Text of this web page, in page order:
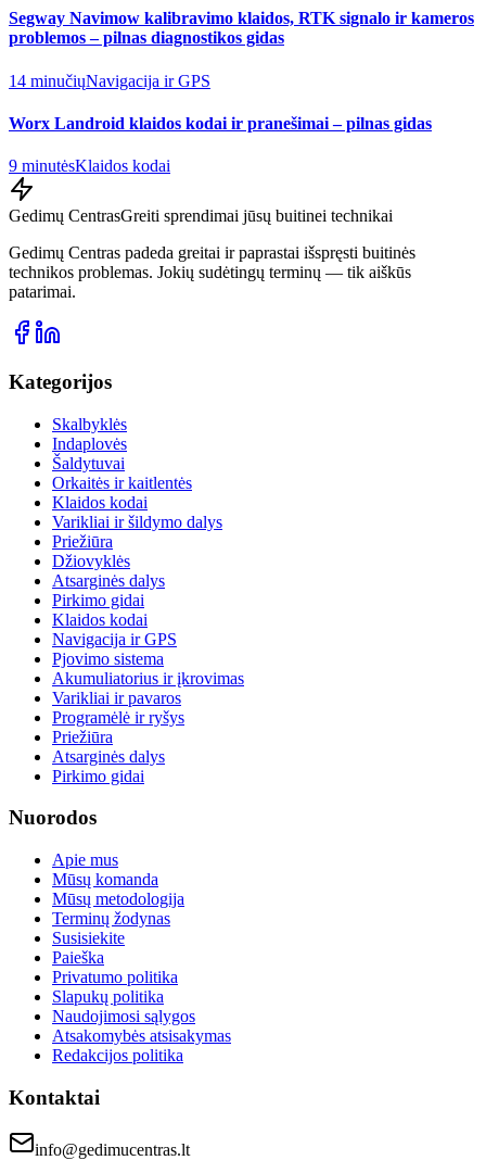
Segway Navimow kalibravimo klaidos, RTK signalo ir kameros
problemos – pilnas diagnostikos gidas
14 minučiųNavigacija ir GPS
Worx Landroid klaidos kodai ir pranešimai – pilnas gidas
9 minutėsKlaidos kodai
Gedimų CentrasGreiti sprendimai jūsų buitinei technikai
Gedimų Centras padeda greitai ir paprastai išspręsti buitinės
technikos problemas. Jokių sudėtingų terminų — tik aiškūs
patarimai.
Kategorijos
Skalbyklės
Indaplovės
Šaldytuvai
Orkaitės ir kaitlentės
Klaidos kodai
Varikliai ir šildymo dalys
Priežiūra
Džiovyklės
Atsarginės dalys
Pirkimo gidai
Klaidos kodai
Navigacija ir GPS
Pjovimo sistema
Akumuliatorius ir įkrovimas
Varikliai ir pavaros
Programėlė ir ryšys
Priežiūra
Atsarginės dalys
Pirkimo gidai
Nuorodos
Apie mus
Mūsų komanda
Mūsų metodologija
Terminų žodynas
Susisiekite
Paieška
Privatumo politika
Slapukų politika
Naudojimosi sąlygos
Atsakomybės atsisakymas
Redakcijos politika
Kontaktai
info@gedimucentras.lt